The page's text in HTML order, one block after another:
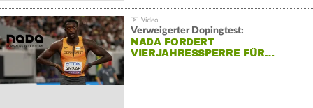
Verweigerter Dopingtest:
NADA FORDERT
VIERJAHRESSPERRE FÜR…